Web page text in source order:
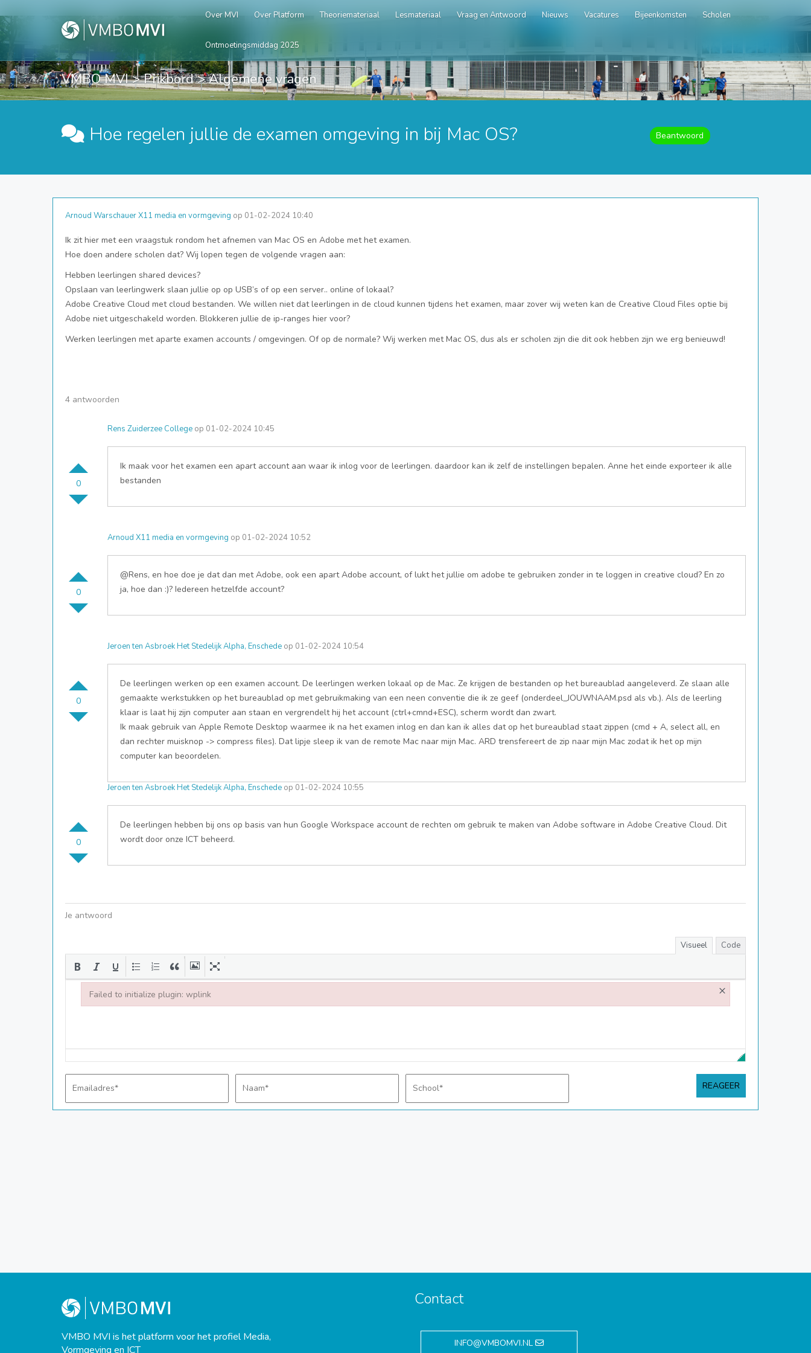
Over MVI Over Platform Theoriemateriaal Lesmateriaal Vraag en Antwoord Nieuws Vacatures Bijeenkomsten Scholen
Ontmoetingsmiddag 2025
VMBO MVI>Prikbord> Algemene vragen
Hoe regelen jullie de examen omgeving in bij Mac OS? Beantwoord
Arnoud Warschauer X11 media en vormgeving op 01-02-2024 10:40
Ik zit hier met een vraagstuk rondom het afnemen van Mac OS en Adobe met het examen.
Hoe doen andere scholen dat? Wij lopen tegen de volgende vragen aan:
Hebben leerlingen shared devices?
Opslaan van leerlingwerk slaan jullie op op USB’s of op een server.. online of lokaal?
Adobe Creative Cloud met cloud bestanden. We willen niet dat leerlingen in de cloud kunnen tijdens het examen, maar zover wij weten kan de Creative Cloud Files optie bij
Adobe niet uitgeschakeld worden. Blokkeren jullie de ip-ranges hier voor?
Werken leerlingen met aparte examen accounts / omgevingen. Of op de normale? Wij werken met Mac OS, dus als er scholen zijn die dit ook hebben zijn we erg benieuwd!
4 antwoorden
0
Rens Zuiderzee College op 01-02-2024 10:45
Ik maak voor het examen een apart account aan waar ik inlog voor de leerlingen. daardoor kan ik zelf de instellingen bepalen. Anne het einde exporteer ik alle
bestanden
0
Arnoud X11 media en vormgeving op 01-02-2024 10:52
@Rens, en hoe doe je dat dan met Adobe, ook een apart Adobe account, of lukt het jullie om adobe te gebruiken zonder in te loggen in creative cloud? En zo
ja, hoe dan :)? Iedereen hetzelfde account?
0
Jeroen ten Asbroek Het Stedelijk Alpha, Enschede op 01-02-2024 10:54
De leerlingen werken op een examen account. De leerlingen werken lokaal op de Mac. Ze krijgen de bestanden op het bureaublad aangeleverd. Ze slaan alle
gemaakte werkstukken op het bureaublad op met gebruikmaking van een neen conventie die ik ze geef (onderdeel_JOUWNAAM.psd als vb.). Als de leerling
klaar is laat hij zijn computer aan staan en vergrendelt hij het account (ctrl+cmnd+ESC), scherm wordt dan zwart.
Ik maak gebruik van Apple Remote Desktop waarmee ik na het examen inlog en dan kan ik alles dat op het bureaublad staat zippen (cmd + A, select all, en
dan rechter muisknop -> compress files). Dat lipje sleep ik van de remote Mac naar mijn Mac. ARD trensfereert de zip naar mijn Mac zodat ik het op mijn
computer kan beoordelen.
0
Jeroen ten Asbroek Het Stedelijk Alpha, Enschede op 01-02-2024 10:55
De leerlingen hebben bij ons op basis van hun Google Workspace account de rechten om gebruik te maken van Adobe software in Adobe Creative Cloud. Dit
wordt door onze ICT beheerd.
Je antwoord
Visueel Code
VMBO MVI is het platform voor het profiel Media,
Vormgeving en ICT
Contact
INFO@VMBOMVI.NL
Failed to initialize plugin: wplink ×
Failed to initialize plugin: wplink